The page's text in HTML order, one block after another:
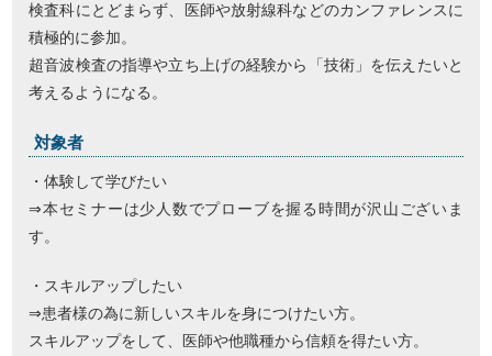
検査科にとどまらず、医師や放射線科などのカンファレンスに
積極的に参加。
超音波検査の指導や立ち上げの経験から「技術」を伝えたいと
考えるようになる。
対象者
・体験して学びたい
⇒本セミナーは少人数でプローブを握る時間が沢山ございま
す。
・スキルアップしたい
⇒患者様の為に新しいスキルを身につけたい方。
スキルアップをして、医師や他職種から信頼を得たい方。